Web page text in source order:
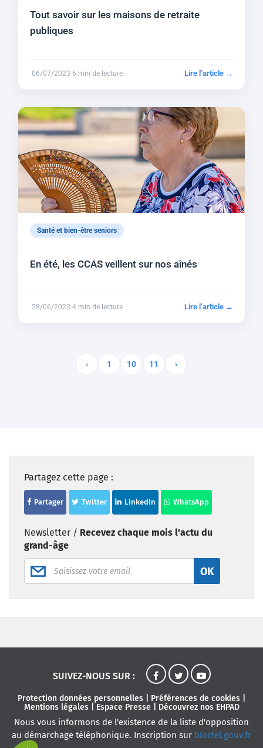
Tout savoir sur les maisons de retraite
publiques
06/07/2023 6 min de lecture Lire l’article →
Santé et bien-être seniors
En été, les CCAS veillent sur nos aînés
28/06/2023 4 min de lecture Lire l’article →
‹ 1 10 11 ›
Partagez cette page :
Partager Twitter LinkedIn WhatsApp
Newsletter / Recevez chaque mois l'actu du
grand-âge
OK
SUIVEZ-NOUS SUR :
Protection données personnelles Préférences de cookies
Mentions légales| Espace Presse| Découvrez nos EHPAD
Nous vous informons de l'existence de la liste d'opposition
au démarchage téléphonique. Inscription sur bloctel.gouv.fr